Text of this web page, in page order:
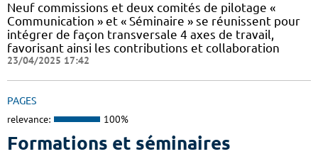
Neuf commissions et deux comités de pilotage «
Communication » et « Séminaire » se réunissent pour
intégrer de façon transversale 4 axes de travail,
favorisant ainsi les contributions et collaboration
23/04/2025 17:42
PAGES
relevance: 100%
Formations et séminaires